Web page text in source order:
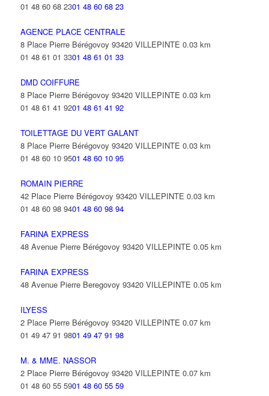
01 48 60 68 2301 48 60 68 23
AGENCE PLACE CENTRALE
8 Place Pierre Bérégovoy 93420 VILLEPINTE 0.03 km
01 48 61 01 3301 48 61 01 33
DMD COIFFURE
8 Place Pierre Bérégovoy 93420 VILLEPINTE 0.03 km
01 48 61 41 9201 48 61 41 92
TOILETTAGE DU VERT GALANT
8 Place Pierre Bérégovoy 93420 VILLEPINTE 0.03 km
01 48 60 10 9501 48 60 10 95
ROMAIN PIERRE
42 Place Pierre Bérégovoy 93420 VILLEPINTE 0.03 km
01 48 60 98 9401 48 60 98 94
FARINA EXPRESS
48 Avenue Pierre Bérégovoy 93420 VILLEPINTE 0.05 km
FARINA EXPRESS
48 Avenue Pierre Beregovoy 93420 VILLEPINTE 0.05 km
ILYESS
2 Place Pierre Bérégovoy 93420 VILLEPINTE 0.07 km
01 49 47 91 9801 49 47 91 98
M. & MME. NASSOR
2 Place Pierre Bérégovoy 93420 VILLEPINTE 0.07 km
01 48 60 55 5901 48 60 55 59